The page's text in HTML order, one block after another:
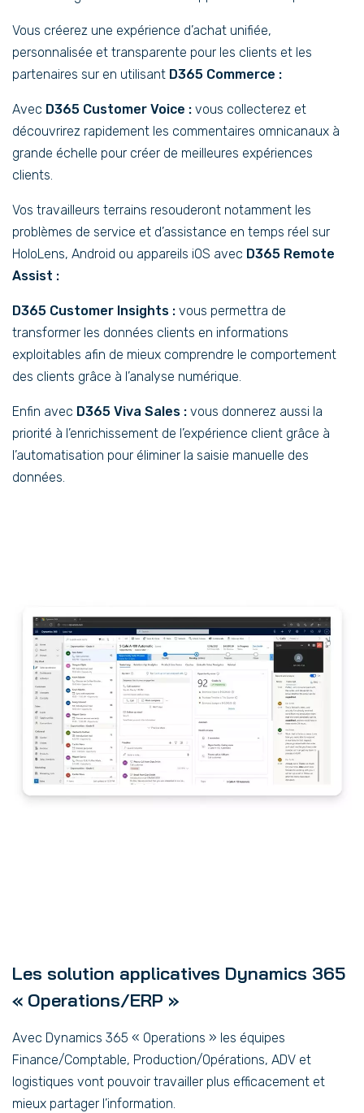
Vous créerez une expérience d’achat unifiée,
personnalisée et transparente pour les clients et les
partenaires sur en utilisant D365 Commerce :
Avec D365 Customer Voice : vous collecterez et
découvrirez rapidement les commentaires omnicanaux à
grande échelle pour créer de meilleures expériences
clients.
Vos travailleurs terrains resouderont notamment les
problèmes de service et d’assistance en temps réel sur
HoloLens, Android ou appareils iOS avec D365 Remote
Assist :
D365 Customer Insights : vous permettra de
transformer les données clients en informations
exploitables afin de mieux comprendre le comportement
des clients grâce à l’analyse numérique.
Enfin avec D365 Viva Sales : vous donnerez aussi la
priorité à l’enrichissement de l’expérience client grâce à
l’automatisation pour éliminer la saisie manuelle des
données.
Les solution applicatives Dynamics 365
« Operations/ERP »
Avec Dynamics 365 « Operations » les équipes
Finance/Comptable, Production/Opérations, ADV et
logistiques vont pouvoir travailler plus efficacement et
mieux partager l’information.